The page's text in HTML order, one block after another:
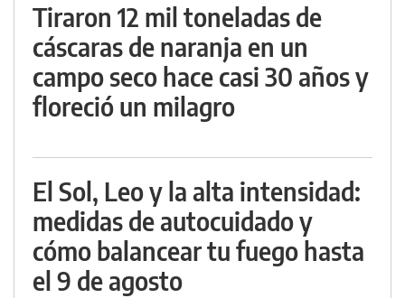
Tiraron 12 mil toneladas de
cáscaras de naranja en un
campo seco hace casi 30 años y
floreció un milagro
El Sol, Leo y la alta intensidad:
medidas de autocuidado y
cómo balancear tu fuego hasta
el 9 de agosto